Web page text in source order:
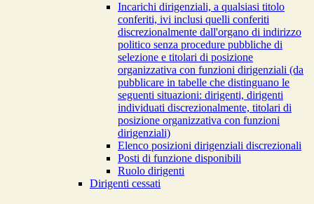
Incarichi dirigenziali, a qualsiasi titolo
conferiti, ivi inclusi quelli conferiti
discrezionalmente dall'organo di indirizzo
politico senza procedure pubbliche di
selezione e titolari di posizione
organizzativa con funzioni dirigenziali (da
pubblicare in tabelle che distinguano le
seguenti situazioni: dirigenti, dirigenti
individuati discrezionalmente, titolari di
posizione organizzativa con funzioni
dirigenziali)
Elenco posizioni dirigenziali discrezionali
Posti di funzione disponibili
Ruolo dirigenti
Dirigenti cessati